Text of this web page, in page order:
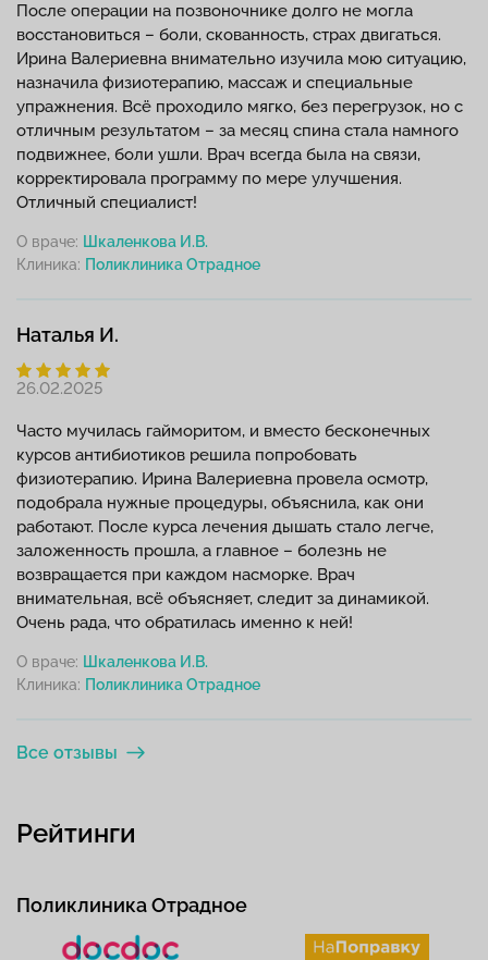
После операции на позвоночнике долго не могла
восстановиться – боли, скованность, страх двигаться.
Ирина Валериевна внимательно изучила мою ситуацию,
назначила физиотерапию, массаж и специальные
упражнения. Всё проходило мягко, без перегрузок, но с
отличным результатом – за месяц спина стала намного
подвижнее, боли ушли. Врач всегда была на связи,
корректировала программу по мере улучшения.
Отличный специалист!
О враче: Шкаленкова И.В.
Клиника:
Наталья И.
26.02.2025
Часто мучилась гайморитом, и вместо бесконечных
курсов антибиотиков решила попробовать
физиотерапию. Ирина Валериевна провела осмотр,
подобрала нужные процедуры, объяснила, как они
работают. После курса лечения дышать стало легче,
заложенность прошла, а главное – болезнь не
возвращается при каждом насморке. Врач
внимательная, всё объясняет, следит за динамикой.
Очень рада, что обратилась именно к ней!
О враче: Шкаленкова И.В.
Клиника:
Все отзывы
Рейтинги
Поликлиника Отрадное